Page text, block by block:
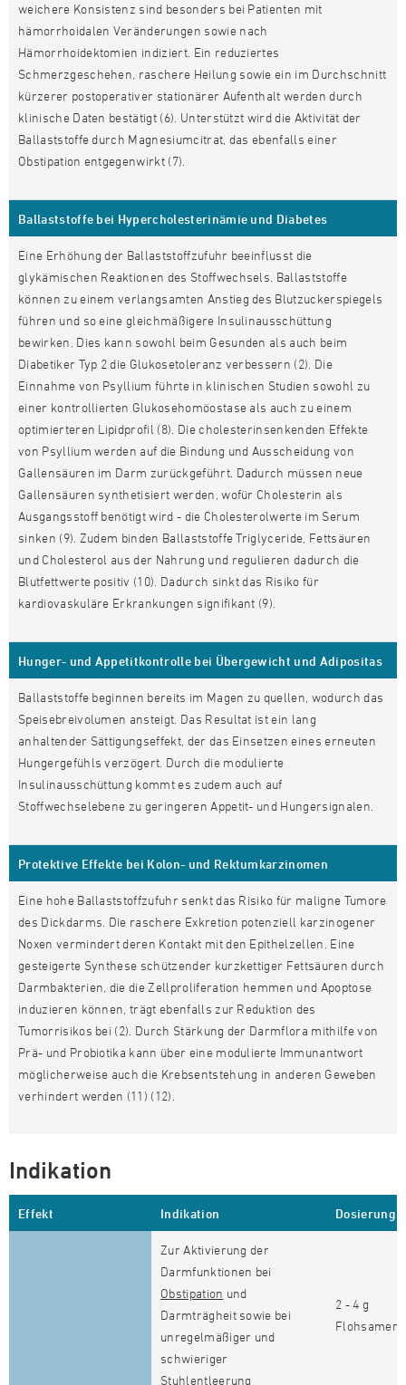
weichere Konsistenz sind besonders bei Patienten mit
hämorrhoidalen Veränderungen sowie nach
Hämorrhoidektomien indiziert. Ein reduziertes
Schmerzgeschehen, raschere Heilung sowie ein im Durchschnitt
kürzerer postoperativer stationärer Aufenthalt werden durch
klinische Daten bestätigt (6). Unterstützt wird die Aktivität der
Ballaststoffe durch Magnesiumcitrat, das ebenfalls einer
Obstipation entgegenwirkt (7).
Ballaststoffe bei Hypercholesterinämie und Diabetes
Eine Erhöhung der Ballaststoffzufuhr beeinflusst die
glykämischen Reaktionen des Stoffwechsels. Ballaststoffe
können zu einem verlangsamten Anstieg des Blutzuckerspiegels
führen und so eine gleichmäßigere Insulinausschüttung
bewirken. Dies kann sowohl beim Gesunden als auch beim
Diabetiker Typ 2 die Glukosetoleranz verbessern (2). Die
Einnahme von Psyllium führte in klinischen Studien sowohl zu
einer kontrollierten Glukosehomöostase als auch zu einem
optimierteren Lipidprofil (8). Die cholesterinsenkenden Effekte
von Psyllium werden auf die Bindung und Ausscheidung von
Gallensäuren im Darm zurückgeführt. Dadurch müssen neue
Gallensäuren synthetisiert werden, wofür Cholesterin als
Ausgangsstoff benötigt wird - die Cholesterolwerte im Serum
sinken (9). Zudem binden Ballaststoffe Triglyceride, Fettsäuren
und Cholesterol aus der Nahrung und regulieren dadurch die
Blutfettwerte positiv (10). Dadurch sinkt das Risiko für
kardiovaskuläre Erkrankungen signifikant (9).
Hunger- und Appetitkontrolle bei Übergewicht und Adipositas
Ballaststoffe beginnen bereits im Magen zu quellen, wodurch das
Speisebreivolumen ansteigt. Das Resultat ist ein lang
anhaltender Sättigungseffekt, der das Einsetzen eines erneuten
Hungergefühls verzögert. Durch die modulierte
Insulinausschüttung kommt es zudem auch auf
Stoffwechselebene zu geringeren Appetit- und Hungersignalen.
Protektive Effekte bei Kolon- und Rektumkarzinomen
Eine hohe Ballaststoffzufuhr senkt das Risiko für maligne Tumore
des Dickdarms. Die raschere Exkretion potenziell karzinogener
Noxen vermindert deren Kontakt mit den Epithelzellen. Eine
gesteigerte Synthese schützender kurzkettiger Fettsäuren durch
Darmbakterien, die die Zellproliferation hemmen und Apoptose
induzieren können, trägt ebenfalls zur Reduktion des
Tumorrisikos bei (2). Durch Stärkung der Darmflora mithilfe von
Prä- und Probiotika kann über eine modulierte Immunantwort
möglicherweise auch die Krebsentstehung in anderen Geweben
verhindert werden (11) (12).
Indikation
Effekt Indikation Dosierung
Zur Aktivierung der
Darmfunktionen bei
Obstipation und
Darmträgheit sowie bei
unregelmäßiger und
schwieriger
Stuhlentleerung
2 - 4 g